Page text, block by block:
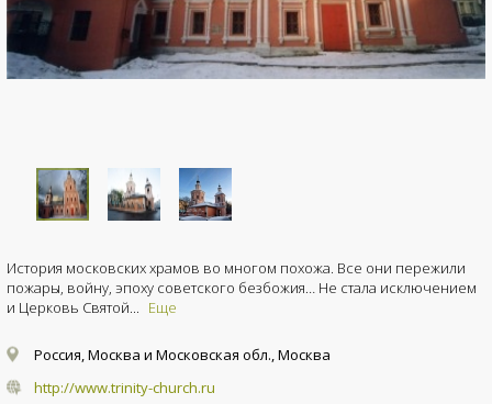
История московских храмов во многом похожа. Все они пережили
пожары, войну, эпоху советского безбожия… Не стала исключением
и Церковь Святой... Еще
Россия, Москва и Московская обл., Москва
http://www.trinity-church.ru